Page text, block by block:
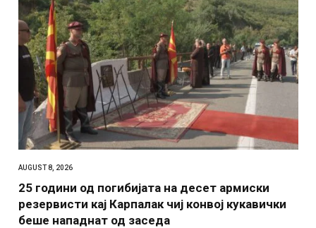
AUGUST 8, 2026
25 години од погибијата на десет армиски
резервисти кај Карпалак чиј конвој кукавички
беше нападнат од заседа